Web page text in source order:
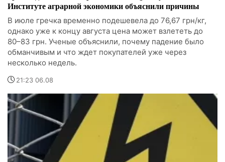
Институте аграрной экономики объяснили причины
В июле гречка временно подешевела до 76,67 грн/кг,
однако уже к концу августа цена может взлететь до
80–83 грн. Ученые объяснили, почему падение было
обманчивым и что ждет покупателей уже через
несколько недель.
21:23 06.08